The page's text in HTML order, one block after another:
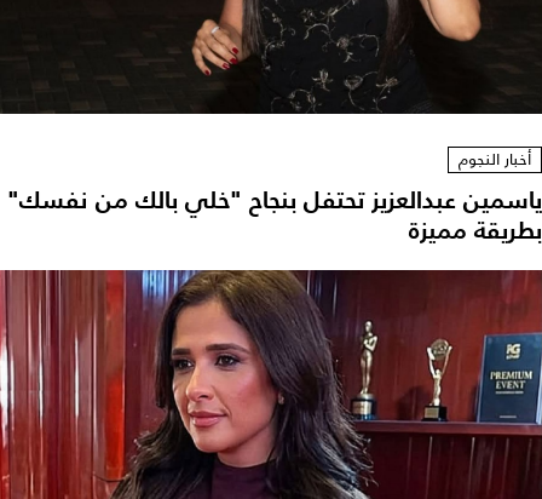
أخبار النجوم
ياسمين عبدالعزيز تحتفل بنجاح "خلي بالك من نفسك"
بطريقة مميزة